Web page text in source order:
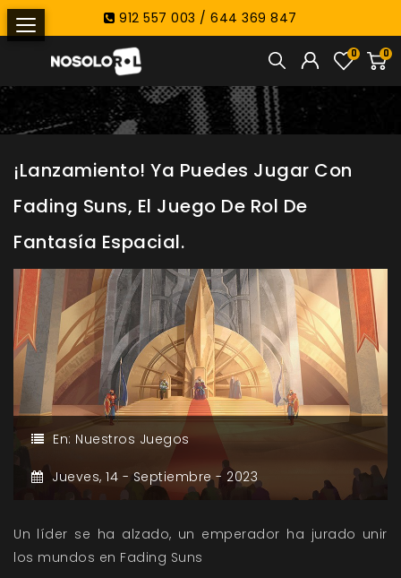
912 557 003 / 644 369 847
0
0
¡Lanzamiento! Ya Puedes Jugar Con
Fading Suns, El Juego De Rol De
Fantasía Espacial.
En: Nuestros Juegos
Jueves, 14 -Septiembre - 2023
Un líder se ha alzado, un emperador ha jurado unir
los mundos en Fading Suns